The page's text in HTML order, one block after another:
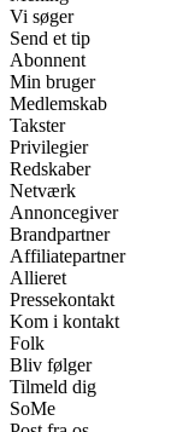
Vi søger
Send et tip
Abonnent
Min bruger
Medlemskab
Takster
Privilegier
Redskaber
Netværk
Annoncegiver
Brandpartner
Affiliatepartner
Allieret
Pressekontakt
Kom i kontakt
Folk
Bliv følger
Tilmeld dig
SoMe